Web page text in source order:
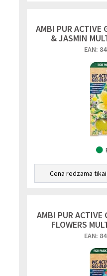
AMBI PUR ACTIVE
& JASMIN
EAN:
Cena redzama
AMBI PUR ACTIVE
FLOWERS
EAN: